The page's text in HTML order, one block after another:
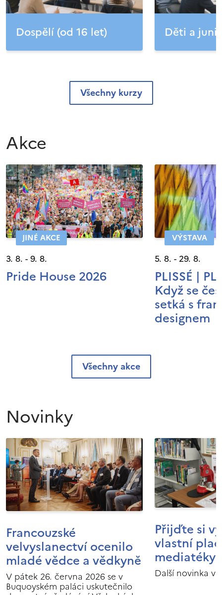
Dospělí (od 16 let) Děti a
Všechny kurzy
Akce
JINÉ AKCE
3. 8. - 9. 8.
Pride House 2026
VÝSTAVA
5. 8. - 29. 8.
PLISSÉ |
Když se
setká s
designem
Všechny akce
Novinky
Francouzské
velvyslanectví ocenilo
mladé vědce a vědkyně
V pátek 26. června 2026 se v
Buquoyském paláci uskutečnilo
Přijďte si
vlastní
mediatéky
Další novinka v